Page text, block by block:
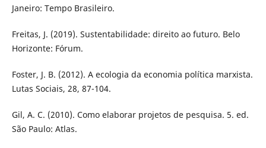
Janeiro: Tempo Brasileiro.
Freitas, J. (2019). Sustentabilidade: direito ao futuro. Belo
Horizonte: Fórum.
Foster, J. B. (2012). A ecologia da economia política marxista.
Lutas Sociais, 28, 87-104.
Gil, A. C. (2010). Como elaborar projetos de pesquisa. 5. ed.
São Paulo: Atlas.